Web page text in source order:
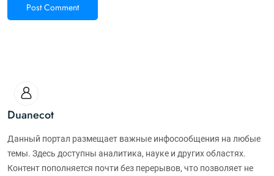
Post Comment
Duanecot
Данный портал размещает важные инфосообщения на любые
темы. Здесь доступны аналитика, науке и других областях.
Контент пополняется почти без перерывов, что позволяет не